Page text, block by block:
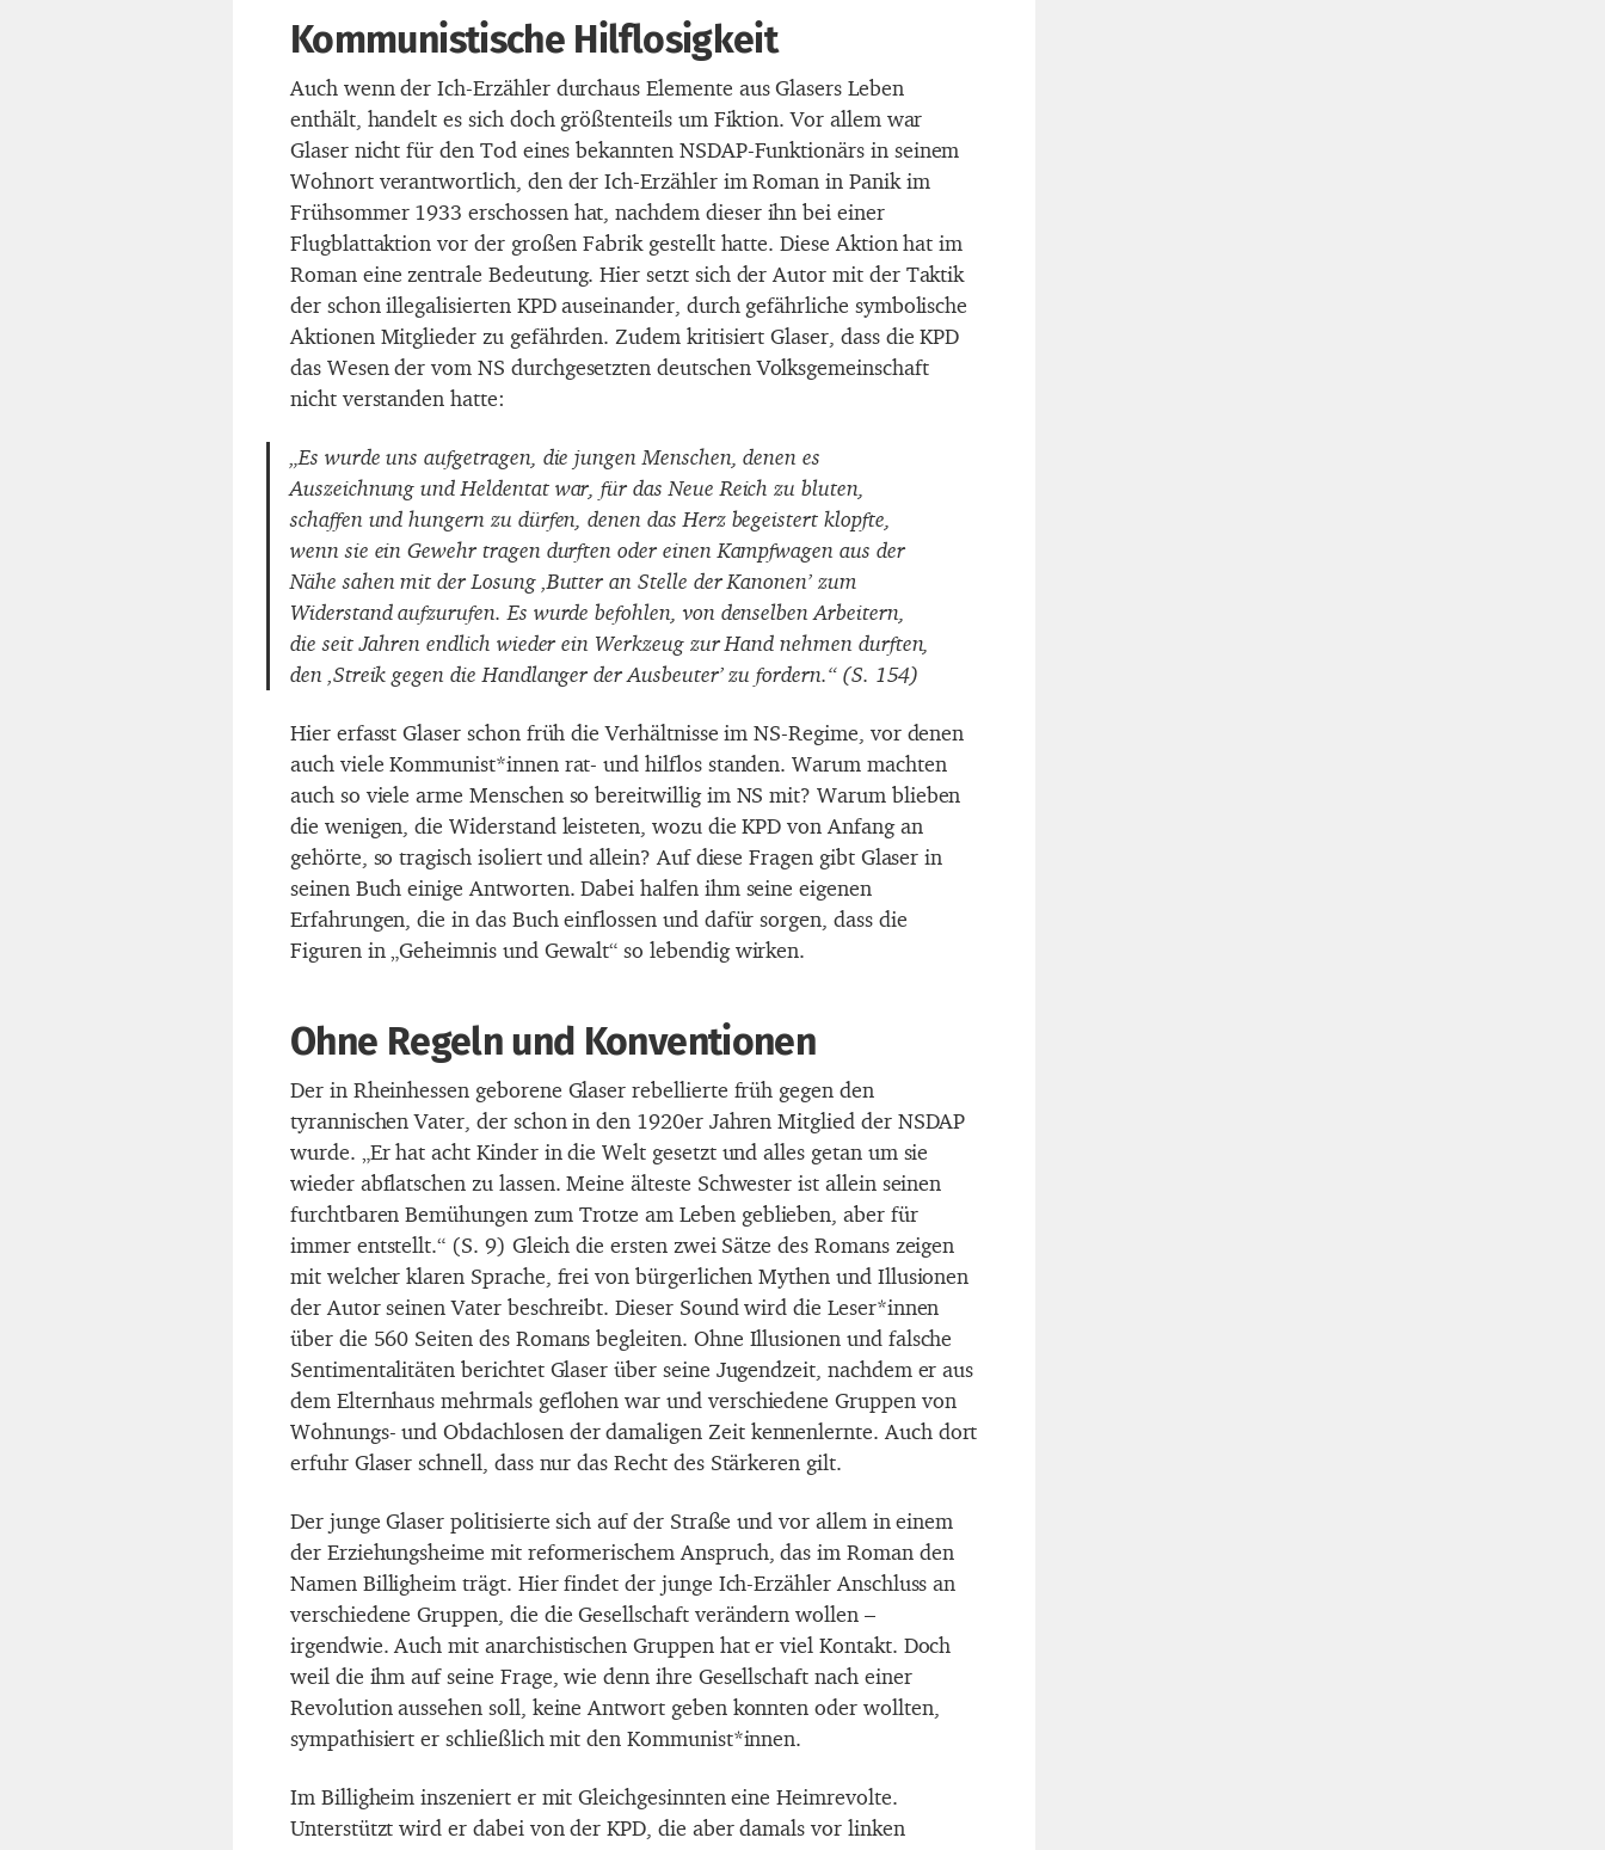
Kommunistische Hilflosigkeit
Auch wenn der Ich-Erzähler durchaus Elemente aus Glasers Leben
enthält, handelt es sich doch größtenteils um Fiktion. Vor allem war
Glaser nicht für den Tod eines bekannten NSDAP-Funktionärs in seinem
Wohnort verantwortlich, den der Ich-Erzähler im Roman in Panik im
Frühsommer 1933 erschossen hat, nachdem dieser ihn bei einer
Flugblattaktion vor der großen Fabrik gestellt hatte. Diese Aktion hat im
Roman eine zentrale Bedeutung. Hier setzt sich der Autor mit der Taktik
der schon illegalisierten KPD auseinander, durch gefährliche symbolische
Aktionen Mitglieder zu gefährden. Zudem kritisiert Glaser, dass die KPD
das Wesen der vom NS durchgesetzten deutschen Volksgemeinschaft
nicht verstanden hatte:
„Es wurde uns aufgetragen, die jungen Menschen, denen es
Auszeichnung und Heldentat war, für das Neue Reich zu bluten,
schaffen und hungern zu dürfen, denen das Herz begeistert klopfte,
wenn sie ein Gewehr tragen durften oder einen Kampfwagen aus der
Nähe sahen mit der Losung ‚Butter an Stelle der Kanonen’ zum
Widerstand aufzurufen. Es wurde befohlen, von denselben Arbeitern,
die seit Jahren endlich wieder ein Werkzeug zur Hand nehmen durften,
den ‚Streik gegen die Handlanger der Ausbeuter’ zu fordern.“ (S. 154)
Hier erfasst Glaser schon früh die Verhältnisse im NS-Regime, vor denen
auch viele Kommunist*innen rat- und hilflos standen. Warum machten
auch so viele arme Menschen so bereitwillig im NS mit? Warum blieben
die wenigen, die Widerstand leisteten, wozu die KPD von Anfang an
gehörte, so tragisch isoliert und allein? Auf diese Fragen gibt Glaser in
seinen Buch einige Antworten. Dabei halfen ihm seine eigenen
Erfahrungen, die in das Buch einflossen und dafür sorgen, dass die
Figuren in „Geheimnis und Gewalt“ so lebendig wirken.
Ohne Regeln und Konventionen
Der in Rheinhessen geborene Glaser rebellierte früh gegen den
tyrannischen Vater, der schon in den 1920er Jahren Mitglied der NSDAP
wurde. „Er hat acht Kinder in die Welt gesetzt und alles getan um sie
wieder abflatschen zu lassen. Meine älteste Schwester ist allein seinen
furchtbaren Bemühungen zum Trotze am Leben geblieben, aber für
immer entstellt.“ (S. 9) Gleich die ersten zwei Sätze des Romans zeigen
mit welcher klaren Sprache, frei von bürgerlichen Mythen und Illusionen
der Autor seinen Vater beschreibt. Dieser Sound wird die Leser*innen
über die 560 Seiten des Romans begleiten. Ohne Illusionen und falsche
Sentimentalitäten berichtet Glaser über seine Jugendzeit, nachdem er aus
dem Elternhaus mehrmals geflohen war und verschiedene Gruppen von
Wohnungs- und Obdachlosen der damaligen Zeit kennenlernte. Auch dort
erfuhr Glaser schnell, dass nur das Recht des Stärkeren gilt.
Der junge Glaser politisierte sich auf der Straße und vor allem in einem
der Erziehungsheime mit reformerischem Anspruch, das im Roman den
Namen Billigheim trägt. Hier findet der junge Ich-Erzähler Anschluss an
verschiedene Gruppen, die die Gesellschaft verändern wollen –
irgendwie. Auch mit anarchistischen Gruppen hat er viel Kontakt. Doch
weil die ihm auf seine Frage, wie denn ihre Gesellschaft nach einer
Revolution aussehen soll, keine Antwort geben konnten oder wollten,
sympathisiert er schließlich mit den Kommunist*innen.
Im Billigheim inszeniert er mit Gleichgesinnten eine Heimrevolte.
Unterstützt wird er dabei von der KPD, die aber damals vor linken